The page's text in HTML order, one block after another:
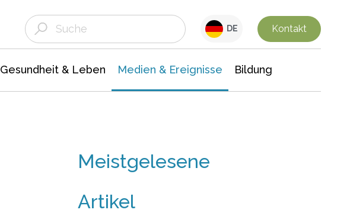
DE Kontakt
Gesundheit & Leben Medien & Ereignisse Bildung
Meistgelesene
Artikel